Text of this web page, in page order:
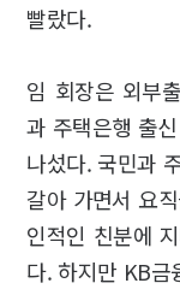
빨랐다.
임 회장은 외부
과 주택은행 출
나섰다. 국민과
갈아 가면서 요
인적인 친분에
다. 하지만 KB금